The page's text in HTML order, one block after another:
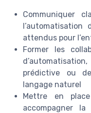
Communiquer
l’automatisation
attendus pour
Former les
d’automatisation,
prédictive ou
langage naturel
Mettre en
accompagner